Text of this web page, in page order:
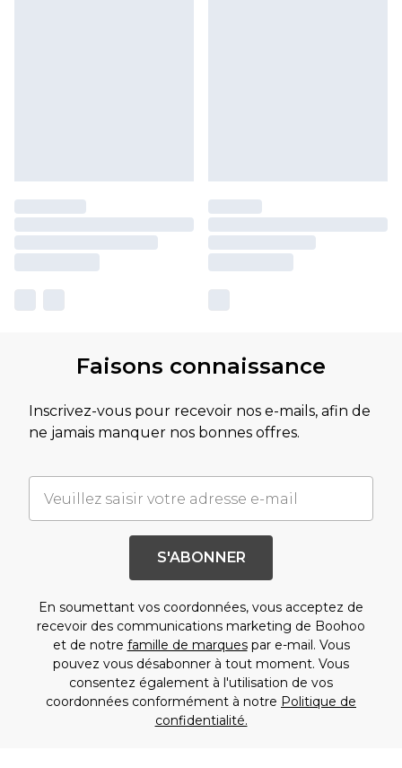
Faisons connaissance
Inscrivez-vous pour recevoir nos e-mails, afin de
ne jamais manquer nos bonnes offres.
S'ABONNER
En soumettant vos coordonnées, vous acceptez de
recevoir des communications marketing de Boohoo
et de notre famille de marquespar e-mail. Vous
pouvez vous désabonner à tout moment. Vous
consentez également à l'utilisation de vos
coordonnées conformément à notre Politique de
confidentialité.